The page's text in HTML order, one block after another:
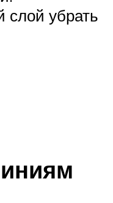
убрать